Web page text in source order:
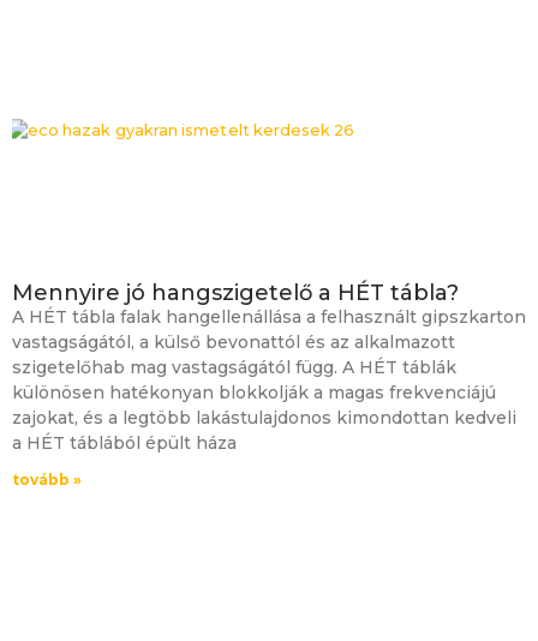
Mennyire jó hangszigetelő a HÉT tábla?
A HÉT tábla falak hangellenállása a felhasznált gipszkarton
vastagságától, a külső bevonattól és az alkalmazott
szigetelőhab mag vastagságától függ. A HÉT táblák
különösen hatékonyan blokkolják a magas frekvenciájú
zajokat, és a legtöbb lakástulajdonos kimondottan kedveli
a HÉT táblából épült háza
tovább »